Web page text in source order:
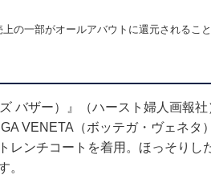
の一部がオールアバウトに還元されること
バザー）』（ハースト婦人画報
VENETA（ボッテガ・ヴェネタ
レンチコートを着用。ほっそりし
。